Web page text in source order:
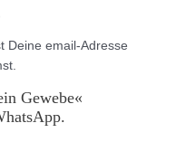
Deine email-Adresse
Gewebe«